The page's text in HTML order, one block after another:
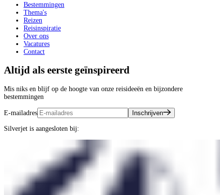
Bestemmingen
Thema's
Reizen
Reisinspiratie
Over ons
Vacatures
Contact
Altijd als eerste geïnspireerd
Mis niks en blijf op de hoogte van onze reisideeën en bijzondere
bestemmingen
E-mailadres Inschrijven
Silverjet is aangesloten bij: